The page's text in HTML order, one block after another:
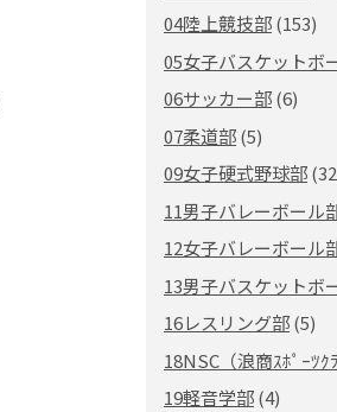
04陸上競技部(153)
05女子バスケットボ
06サッカー部(6)
07柔道部(5)
09女子硬式野球部
11男子バレーボール
12女子バレーボール
13男子バスケットボ
16レスリング部(5)
18NSC（浪商ｽﾎﾟｰﾂｸﾗ
19軽音学部(4)